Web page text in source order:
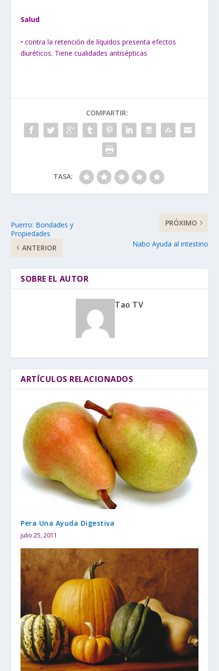
Salud
• contra la retención de líquidos presenta efectos
diuréticos. Tiene cualidades antisépticas
COMPARTIR:
TASA:
Puerro: Bondades y
Propiedades
ANTERIOR
PRÓXIMO
Nabo Ayuda al intestino
SOBRE EL AUTOR
Tao TV
ARTÍCULOS RELACIONADOS
Pera Una Ayuda Digestiva
julio 25, 2011